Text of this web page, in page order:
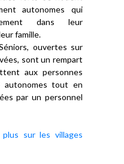
autonomes qui
dans leur
famille.
ouvertes sur
sont un rempart
aux personnes
tout en
par un personnel
sur les villages